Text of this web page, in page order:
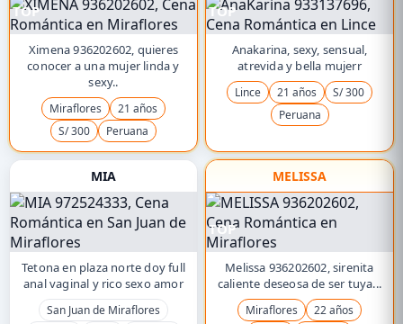
TOP
Ximena 936202602, quieres
conocer a una mujer linda y
sexy..
Miraflores
21 años
S/ 300
Peruana
TOP
Anakarina, sexy, sensual,
atrevida y bella mujerr
Lince 21 años
S/ 300
Peruana
MIA
Tetona en plaza norte doy full
anal vaginal y rico sexo amor
San Juan de Miraflores
MELISSA
TOP
Melissa 936202602, sirenita
caliente deseosa de ser tuya...
Miraflores
22 años